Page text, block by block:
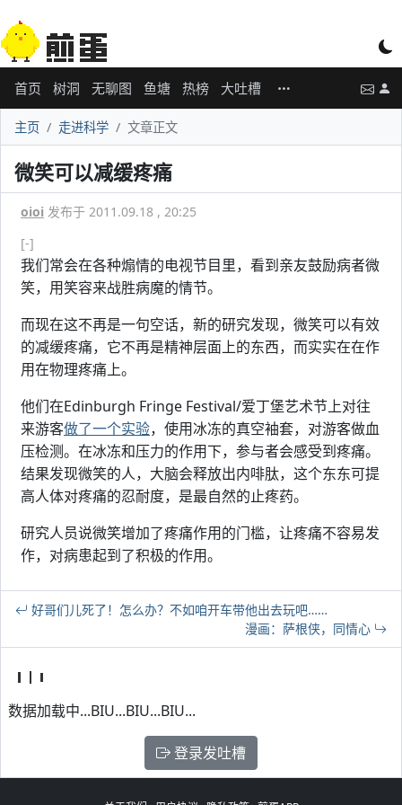
首页 树洞 无聊图 鱼塘 热榜 大吐槽
主页 走进科学 文章正文
微笑可以减缓疼痛
oioi 发布于 2011.09.18 , 20:25
[-]
我们常会在各种煽情的电视节目里，看到亲友鼓励病者微
笑，用笑容来战胜病魔的情节。
而现在这不再是一句空话，新的研究发现，微笑可以有效
的减缓疼痛，它不再是精神层面上的东西，而实实在在作
用在物理疼痛上。
他们在Edinburgh Fringe Festival/爱丁堡艺术节上对往
来游客做了一个实验，使用冰冻的真空袖套，对游客做血
压检测。在冰冻和压力的作用下，参与者会感受到疼痛。
结果发现微笑的人，大脑会释放出内啡肽，这个东东可提
高人体对疼痛的忍耐度，是最自然的止疼药。
研究人员说微笑增加了疼痛作用的门槛，让疼痛不容易发
作，对病患起到了积极的作用。
好哥们儿死了！怎么办？不如咱开车带他出去玩吧……
漫画：萨根侠，同情心
数据加载中...BIU...BIU...BIU...
登录发吐槽